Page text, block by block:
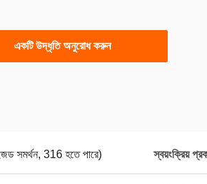
একটি উদ্ধৃতি অনুরোধ করুন
সমর্থন, 316 হতে পারে) স্বয়ংক্রিয়